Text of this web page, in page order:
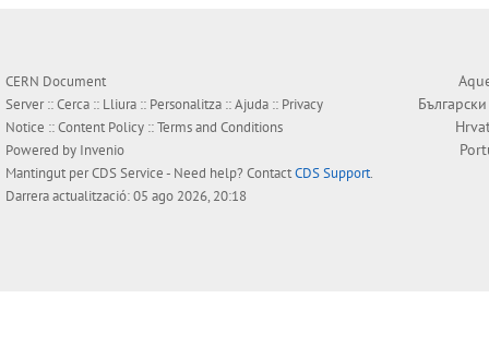
CERN Document
Server ::Cerca :: Lliura :: Personalitza ::Ajuda :: Privacy
Notice ::Content Policy ::Terms and Conditions
Powered by Invenio
Mantingut perCDS Service- Need help? ContactCDS Support.
Darrera actualització: 05 ago 2026, 20:18
Български